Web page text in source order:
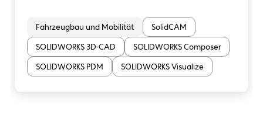
Fahrzeugbau und Mobilität
SolidCAM
SOLIDWORKS 3D-CAD
SOLIDWORKS Composer
SOLIDWORKS PDM
SOLIDWORKS Visualize